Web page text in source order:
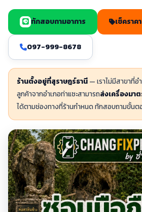
ทักสอบถามอาการ เช็คราค
097-999-8678
ร้านตั้งอยู่ที่สุราษฎร์ธานี — เราไม่มีสาขาที่
ลูกค้าจากอำเภอท่าแซะสามารถส่งเครื่องมา
ได้ตามช่องทางที่ร้านกำหนด ทักสอบถามขั้นต